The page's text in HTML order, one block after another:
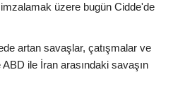
üzere bugün Cidde'de
artan savaşlar, çatışmalar ve
ile İran arasındaki savaşın